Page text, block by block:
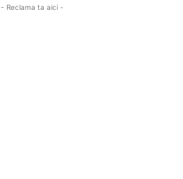
- Reclama ta aici -